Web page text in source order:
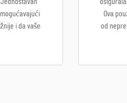
i da vaše
Ova
od